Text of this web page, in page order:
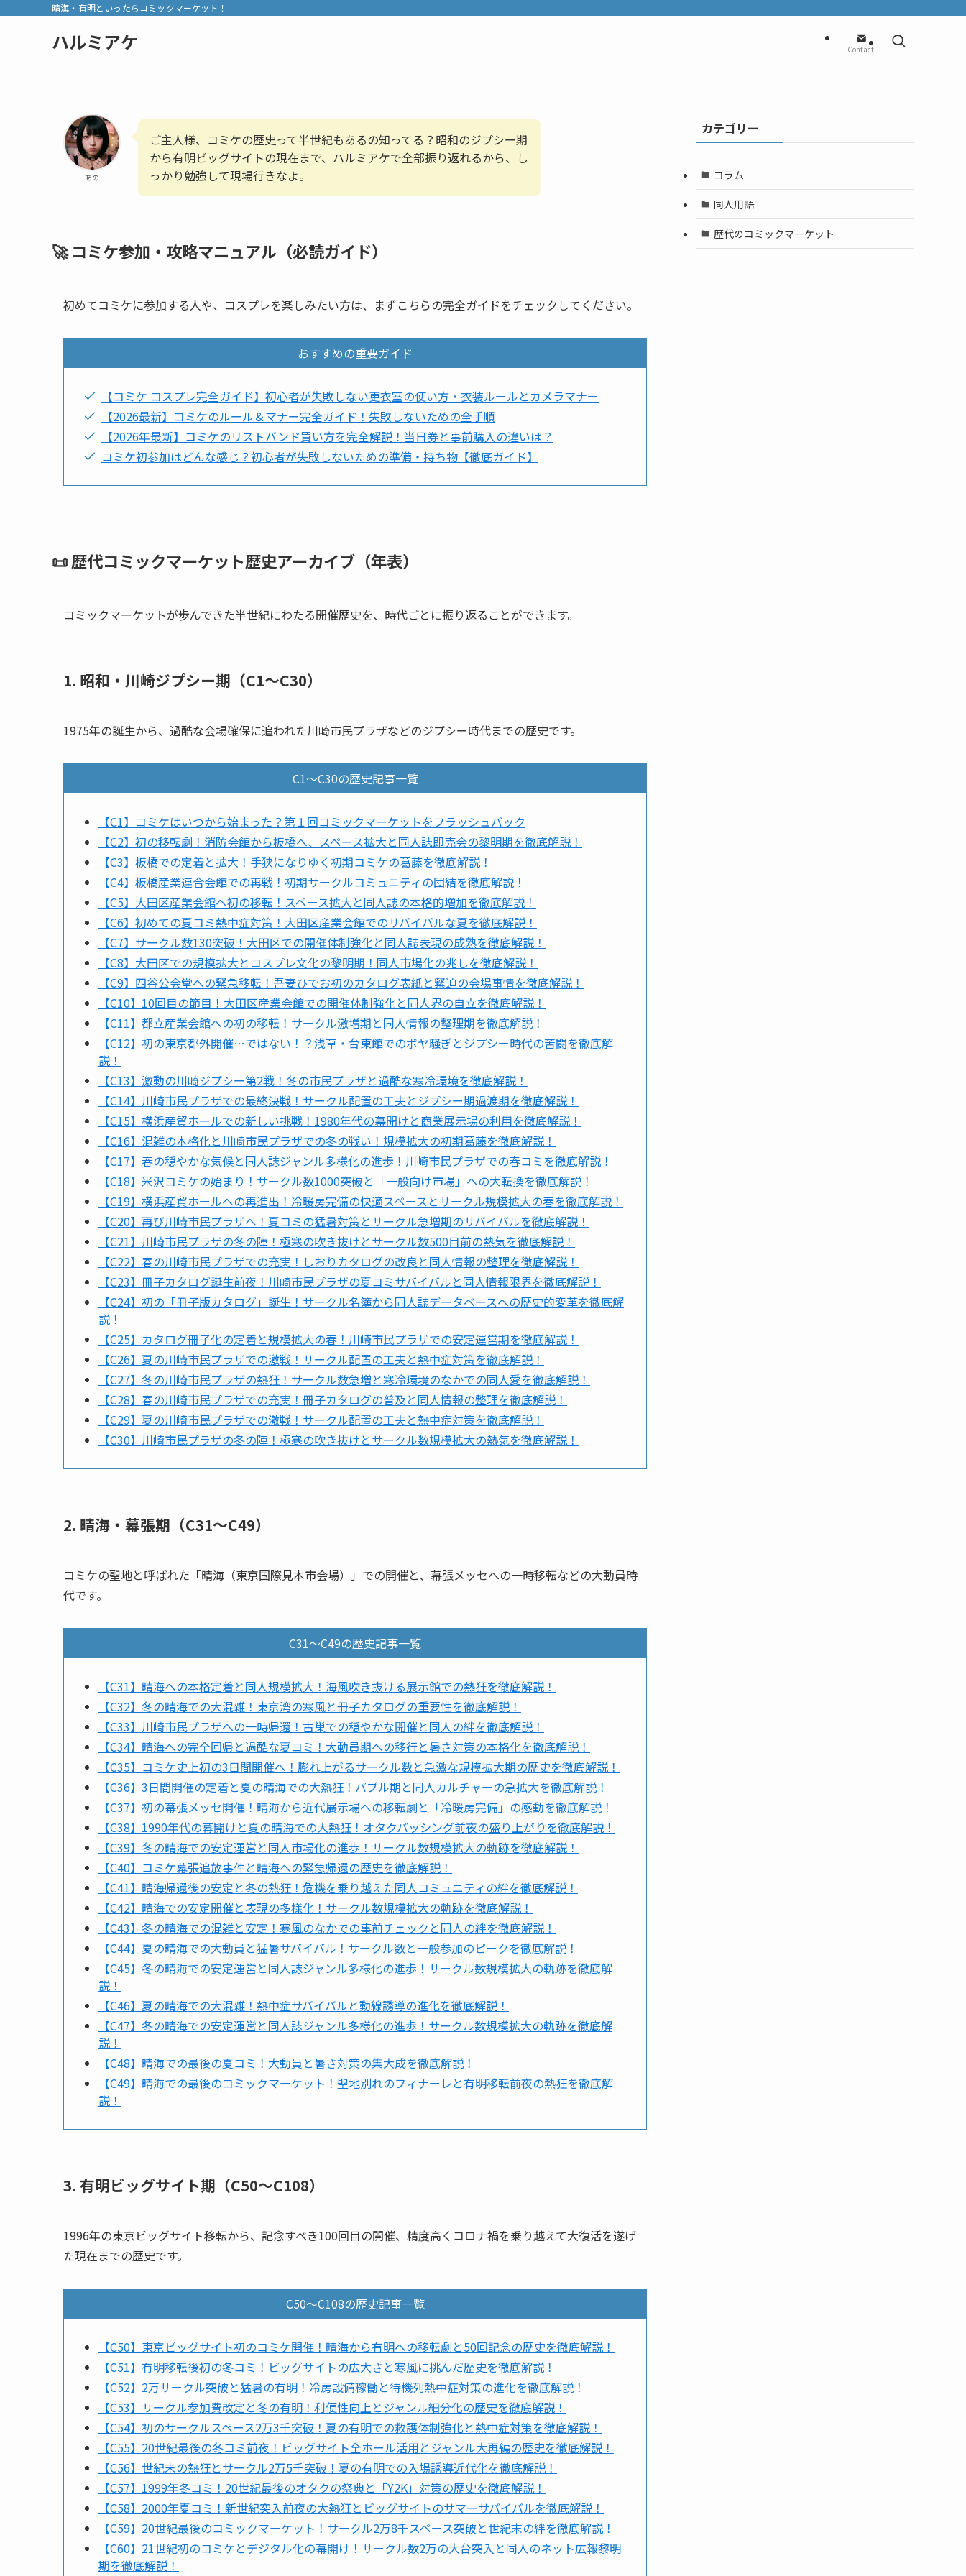
晴海・有明といったらコミックマーケット！
ハルミアケ Contact
あの
ご主人様、コミケの歴史って半世紀もあるの知ってる？昭和のジプシー期
から有明ビッグサイトの現在まで、ハルミアケで全部振り返れるから、し
っかり勉強して現場行きなよ。
🚀 コミケ参加・攻略マニュアル（必読ガイド）
初めてコミケに参加する人や、コスプレを楽しみたい方は、まずこちらの完全ガイドをチェックしてください。
おすすめの重要ガイド
【コミケ コスプレ完全ガイド】初心者が失敗しない更衣室の使い方・衣装ルールとカメラマナー
【2026最新】コミケのルール＆マナー完全ガイド！失敗しないための全手順
【2026年最新】コミケのリストバンド買い方を完全解説！当日券と事前購入の違いは？
コミケ初参加はどんな感じ？初心者が失敗しないための準備・持ち物【徹底ガイド】
📜 歴代コミックマーケット歴史アーカイブ（年表）
コミックマーケットが歩んできた半世紀にわたる開催歴史を、時代ごとに振り返ることができます。
1. 昭和・川崎ジプシー期（C1〜C30）
1975年の誕生から、過酷な会場確保に追われた川崎市民プラザなどのジプシー時代までの歴史です。
C1〜C30の歴史記事一覧
【C1】コミケはいつから始まった？第１回コミックマーケットをフラッシュバック
【C2】初の移転劇！消防会館から板橋へ、スペース拡大と同人誌即売会の黎明期を徹底解説！
【C3】板橋での定着と拡大！手狭になりゆく初期コミケの葛藤を徹底解説！
【C4】板橋産業連合会館での再戦！初期サークルコミュニティの団結を徹底解説！
【C5】大田区産業会館へ初の移転！スペース拡大と同人誌の本格的増加を徹底解説！
【C6】初めての夏コミ熱中症対策！大田区産業会館でのサバイバルな夏を徹底解説！
【C7】サークル数130突破！大田区での開催体制強化と同人誌表現の成熟を徹底解説！
【C8】大田区での規模拡大とコスプレ文化の黎明期！同人市場化の兆しを徹底解説！
【C9】四谷公会堂への緊急移転！吾妻ひでお初のカタログ表紙と緊迫の会場事情を徹底解説！
【C10】10回目の節目！大田区産業会館での開催体制強化と同人界の自立を徹底解説！
【C11】都立産業会館への初の移転！サークル激増期と同人情報の整理期を徹底解説！
【C12】初の東京都外開催…ではない！？浅草・台東館でのボヤ騒ぎとジプシー時代の苦闘を徹底解
説！
【C13】激動の川崎ジプシー第2戦！冬の市民プラザと過酷な寒冷環境を徹底解説！
【C14】川崎市民プラザでの最終決戦！サークル配置の工夫とジプシー期過渡期を徹底解説！
【C15】横浜産貿ホールでの新しい挑戦！1980年代の幕開けと商業展示場の利用を徹底解説！
【C16】混雑の本格化と川崎市民プラザでの冬の戦い！規模拡大の初期葛藤を徹底解説！
【C17】春の穏やかな気候と同人誌ジャンル多様化の進歩！川崎市民プラザでの春コミを徹底解説！
【C18】米沢コミケの始まり！サークル数1000突破と「一般向け市場」への大転換を徹底解説！
【C19】横浜産貿ホールへの再進出！冷暖房完備の快適スペースとサークル規模拡大の春を徹底解説！
【C20】再び川崎市民プラザへ！夏コミの猛暑対策とサークル急増期のサバイバルを徹底解説！
【C21】川崎市民プラザの冬の陣！極寒の吹き抜けとサークル数500目前の熱気を徹底解説！
【C22】春の川崎市民プラザでの充実！しおりカタログの改良と同人情報の整理を徹底解説！
【C23】冊子カタログ誕生前夜！川崎市民プラザの夏コミサバイバルと同人情報限界を徹底解説！
【C24】初の「冊子版カタログ」誕生！サークル名簿から同人誌データベースへの歴史的変革を徹底解
説！
【C25】カタログ冊子化の定着と規模拡大の春！川崎市民プラザでの安定運営期を徹底解説！
【C26】夏の川崎市民プラザでの激戦！サークル配置の工夫と熱中症対策を徹底解説！
【C27】冬の川崎市民プラザの熱狂！サークル数急増と寒冷環境のなかでの同人愛を徹底解説！
【C28】春の川崎市民プラザでの充実！冊子カタログの普及と同人情報の整理を徹底解説！
【C29】夏の川崎市民プラザでの激戦！サークル配置の工夫と熱中症対策を徹底解説！
【C30】川崎市民プラザの冬の陣！極寒の吹き抜けとサークル数規模拡大の熱気を徹底解説！
2. 晴海・幕張期（C31〜C49）
コミケの聖地と呼ばれた「晴海（東京国際見本市会場）」での開催と、幕張メッセへの一時移転などの大動員時
代です。
C31〜C49の歴史記事一覧
【C31】晴海への本格定着と同人規模拡大！海風吹き抜ける展示館での熱狂を徹底解説！
【C32】冬の晴海での大混雑！東京湾の寒風と冊子カタログの重要性を徹底解説！
【C33】川崎市民プラザへの一時帰還！古巣での穏やかな開催と同人の絆を徹底解説！
【C34】晴海への完全回帰と過酷な夏コミ！大動員期への移行と暑さ対策の本格化を徹底解説！
【C35】コミケ史上初の3日間開催へ！膨れ上がるサークル数と急激な規模拡大期の歴史を徹底解説！
【C36】3日間開催の定着と夏の晴海での大熱狂！バブル期と同人カルチャーの急拡大を徹底解説！
【C37】初の幕張メッセ開催！晴海から近代展示場への移転劇と「冷暖房完備」の感動を徹底解説！
【C38】1990年代の幕開けと夏の晴海での大熱狂！オタクバッシング前夜の盛り上がりを徹底解説！
【C39】冬の晴海での安定運営と同人市場化の進歩！サークル数規模拡大の軌跡を徹底解説！
【C40】コミケ幕張追放事件と晴海への緊急帰還の歴史を徹底解説！
【C41】晴海帰還後の安定と冬の熱狂！危機を乗り越えた同人コミュニティの絆を徹底解説！
【C42】晴海での安定開催と表現の多様化！サークル数規模拡大の軌跡を徹底解説！
【C43】冬の晴海での混雑と安定！寒風のなかでの事前チェックと同人の絆を徹底解説！
【C44】夏の晴海での大動員と猛暑サバイバル！サークル数と一般参加のピークを徹底解説！
【C45】冬の晴海での安定運営と同人誌ジャンル多様化の進歩！サークル数規模拡大の軌跡を徹底解
説！
【C46】夏の晴海での大混雑！熱中症サバイバルと動線誘導の進化を徹底解説！
【C47】冬の晴海での安定運営と同人誌ジャンル多様化の進歩！サークル数規模拡大の軌跡を徹底解
説！
【C48】晴海での最後の夏コミ！大動員と暑さ対策の集大成を徹底解説！
【C49】晴海での最後のコミックマーケット！聖地別れのフィナーレと有明移転前夜の熱狂を徹底解
説！
3. 有明ビッグサイト期（C50〜C108）
1996年の東京ビッグサイト移転から、記念すべき100回目の開催、精度高くコロナ禍を乗り越えて大復活を遂げ
た現在までの歴史です。
C50〜C108の歴史記事一覧
【C50】東京ビッグサイト初のコミケ開催！晴海から有明への移転劇と50回記念の歴史を徹底解説！
【C51】有明移転後初の冬コミ！ビッグサイトの広大さと寒風に挑んだ歴史を徹底解説！
【C52】2万サークル突破と猛暑の有明！冷房設備稼働と待機列熱中症対策の進化を徹底解説！
【C53】サークル参加費改定と冬の有明！利便性向上とジャンル細分化の歴史を徹底解説！
【C54】初のサークルスペース2万3千突破！夏の有明での救護体制強化と熱中症対策を徹底解説！
【C55】20世紀最後の冬コミ前夜！ビッグサイト全ホール活用とジャンル大再編の歴史を徹底解説！
【C56】世紀末の熱狂とサークル2万5千突破！夏の有明での入場誘導近代化を徹底解説！
【C57】1999年冬コミ！20世紀最後のオタクの祭典と「Y2K」対策の歴史を徹底解説！
【C58】2000年夏コミ！新世紀突入前夜の大熱狂とビッグサイトのサマーサバイバルを徹底解説！
【C59】20世紀最後のコミックマーケット！サークル2万8千スペース突破と世紀末の絆を徹底解説！
【C60】21世紀初のコミケとデジタル化の幕開け！サークル数2万の大台突入と同人のネット広報黎明
期を徹底解説！
カテゴリー
コラム
同人用語
歴代のコミックマーケット